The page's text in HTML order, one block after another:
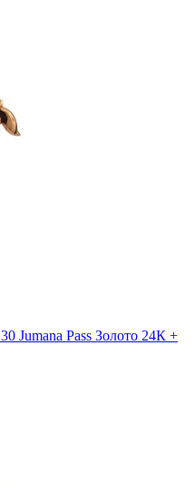
Jumana Pass Золото 24К +